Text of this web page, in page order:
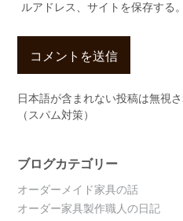
ルアドレス、サイトを保存する。
日本語が含まれない投稿は無視
（スパム対策）
ブログカテゴリー
オーダーメイド家具の話
オーダー家具製作職人の日記